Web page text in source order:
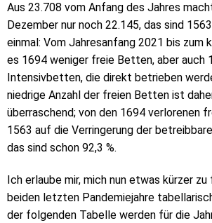
Aus 23.708 vom Anfang des Jahres
Dezember nur noch 22.145, das sind
einmal: Vom Jahresanfang 2021 bis zum
es 1694 weniger freie Betten, aber auch
Intensivbetten, die direkt betrieben
niedrige Anzahl der freien Betten ist
überraschend; von den 1694 verlorenen
1563 auf die Verringerung der
das sind schon 92,3 %.
Ich erlaube mir, mich nun etwas kürzer zu
beiden letzten Pandemiejahre
der folgenden Tabelle werden für die